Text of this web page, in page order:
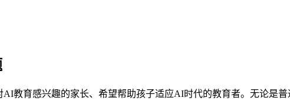
教育感兴趣的家长、希望帮助孩子适应AI时代的教育者。无论是